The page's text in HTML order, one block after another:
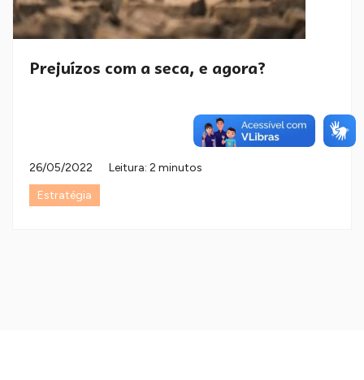
Prejuízos com a seca, e agora?
26/05/2022
Leitura: 2 minutos
Estratégia